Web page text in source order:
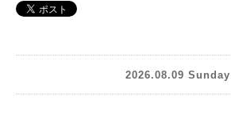
2026.08.09 Sunday